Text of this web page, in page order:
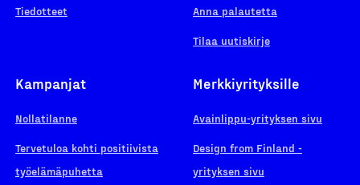
Tiedotteet Anna palautetta
Tilaa uutiskirje
Kampanjat
Nollatilanne
Tervetuloa kohti positiivista
työelämäpuhetta
Merkkiyrityksille
Avainlippu-yrityksen sivu
Design from Finland -
yrityksen sivu